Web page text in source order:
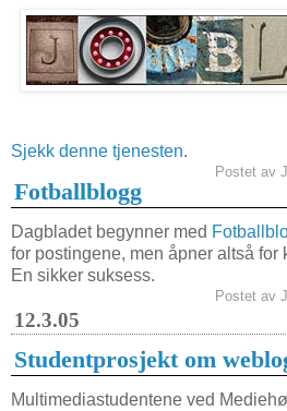
Sjekk denne tjenesten.
Postet av
Fotballblogg
Dagbladet begynner med
for postingene, men åpner altså for
En sikker suksess.
Postet av
12.3.05
Studentprosjekt om
Multimediastudentene ved